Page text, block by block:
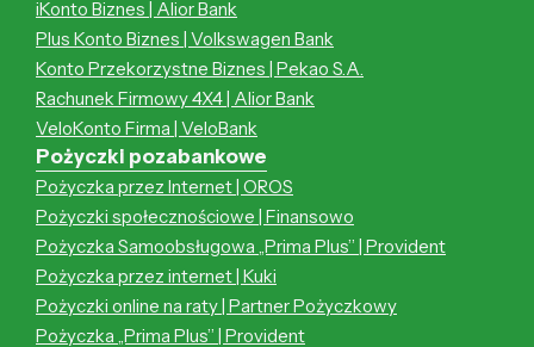
iKonto Biznes | Alior Bank
Plus Konto Biznes | Volkswagen Bank
Konto Przekorzystne Biznes | Pekao S.A.
Rachunek Firmowy 4X4 | Alior Bank
VeloKonto Firma | VeloBank
Pożyczki pozabankowe
Pożyczka przez Internet | OROS
Pożyczki społecznościowe | Finansowo
Pożyczka Samoobsługowa „Prima Plus” | Provident
Pożyczka przez internet | Kuki
Pożyczki online na raty | Partner Pożyczkowy
Pożyczka „Prima Plus” | Provident